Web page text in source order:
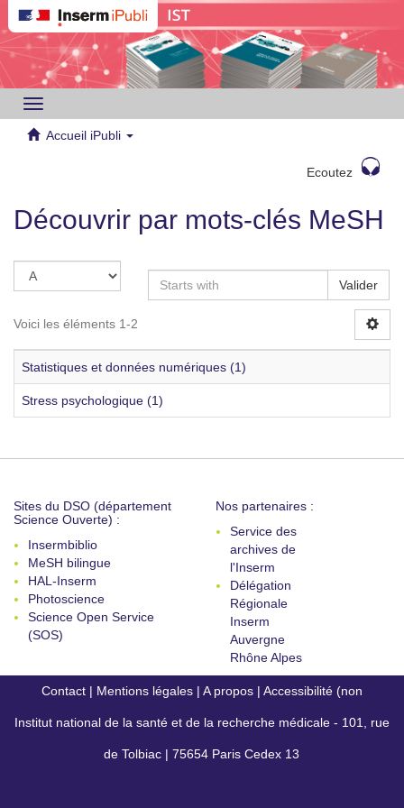
Toggle
navigation
Accueil iPubli
Ecoutez
Découvrir par mots-clés MeSH
Valider
Voici les éléments 1-2
Statistiques et données numériques (1)
Stress psychologique (1)
Sites du DSO (département
Science Ouverte) :
Insermbiblio
MeSH bilingue
HAL-Inserm
Photoscience
Science Open Service
(SOS)
Nos partenaires :
Service des
archives de
l'Inserm
Délégation
Régionale
Inserm
Auvergne
Rhône Alpes
Contact | Mentions légales | A propos | Accessibilité (non
conforme)
Institut national de la santé et de la recherche médicale - 101, rue
de Tolbiac | 75654 Paris Cedex 13